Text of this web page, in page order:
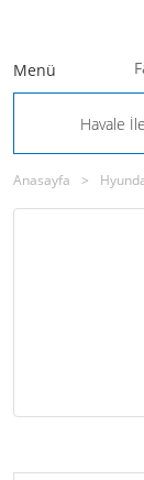
Menü
Anasayfa